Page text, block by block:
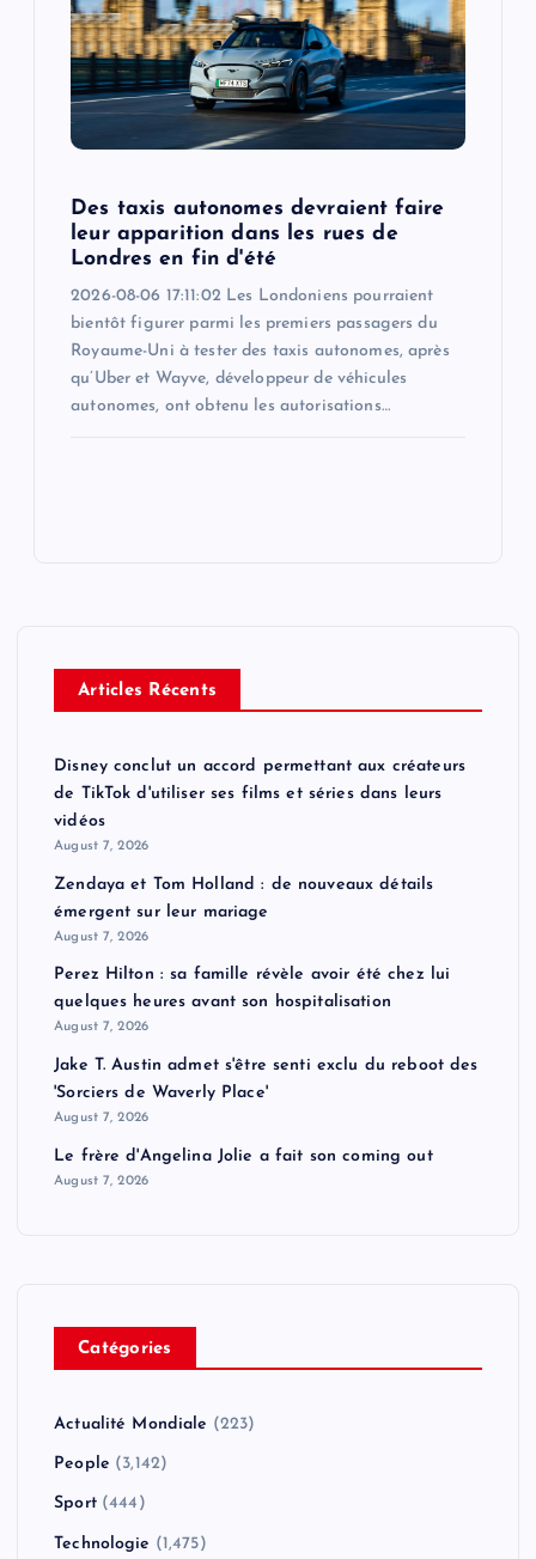
Des taxis autonomes devraient faire
leur apparition dans les rues de
Londres en fin d'été
2026-08-06 17:11:02 Les Londoniens pourraient
bientôt figurer parmi les premiers passagers du
Royaume-Uni à tester des taxis autonomes, après
qu’Uber et Wayve, développeur de véhicules
autonomes, ont obtenu les autorisations…
Articles Récents
Disney conclut un accord permettant aux créateurs
de TikTok d'utiliser ses films et séries dans leurs
vidéos
August 7, 2026
Zendaya et Tom Holland : de nouveaux détails
émergent sur leur mariage
August 7, 2026
Perez Hilton : sa famille révèle avoir été chez lui
quelques heures avant son hospitalisation
August 7, 2026
Jake T. Austin admet s'être senti exclu du reboot des
'Sorciers de Waverly Place'
August 7, 2026
Le frère d'Angelina Jolie a fait son coming out
August 7, 2026
Catégories
Actualité Mondiale (223)
People (3,142)
Sport(444)
Technologie (1,475)